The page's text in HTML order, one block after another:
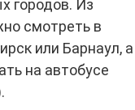
городов. Из
смотреть в
или Барнаул, а
на автобусе